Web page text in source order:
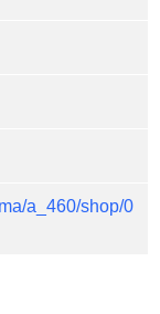
a_460/shop/0